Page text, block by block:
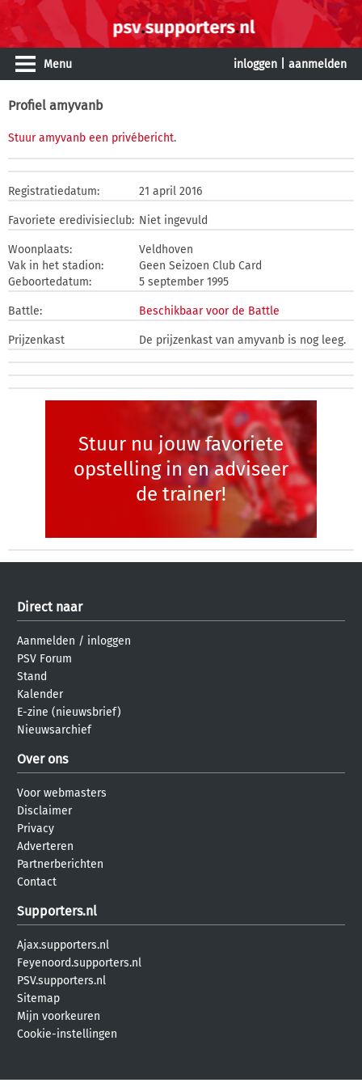
Menu inloggen aanmelden
Profiel amyvanb
Stuur amyvanb een privébericht.
Registratiedatum: 21 april 2016
Favoriete eredivisieclub: Niet ingevuld
Woonplaats:
Veldhoven
Vak in het stadion:
Geen Seizoen Club Card
Geboortedatum:
5 september 1995
Battle: Beschikbaar voor de Battle
Prijzenkast De prijzenkast van amyvanb is nog leeg.
Stuur nu jouw favoriete
opstelling in en adviseer
de trainer!
Direct naar
Aanmelden / inloggen
PSV Forum
Stand
Kalender
E-zine (nieuwsbrief)
Nieuwsarchief
Over ons
Voor webmasters
Disclaimer
Privacy
Adverteren
Partnerberichten
Contact
Supporters.nl
Ajax.supporters.nl
Feyenoord.supporters.nl
PSV.supporters.nl
Sitemap
Mijn voorkeuren
Cookie-instellingen